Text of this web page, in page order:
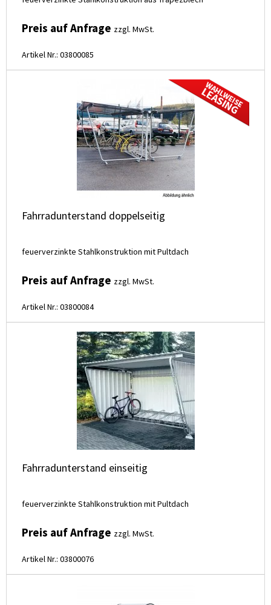
Preis auf Anfrage zzgl. MwSt.
Artikel Nr.: 03800085
Fahrradunterstand doppelseitig
feuerverzinkte Stahlkonstruktion mit Pultdach
Preis auf Anfrage zzgl. MwSt.
Artikel Nr.: 03800084
Fahrradunterstand einseitig
feuerverzinkte Stahlkonstruktion mit Pultdach
Preis auf Anfrage zzgl. MwSt.
Artikel Nr.: 03800076